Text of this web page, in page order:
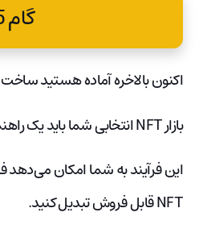
گام 5 ساخت NFT : فایل خود را آپلود کنید.
اکنون بالاخره آماده هستید ساخت NFT خود هستید.
بازار NFT انتخابی شما باید یک راهنمای گام به گام برای آپلود فایل دیجیتال شما در پلتفرم خود داشته باشد.
NFT قابل فروش تبدیل کنید.